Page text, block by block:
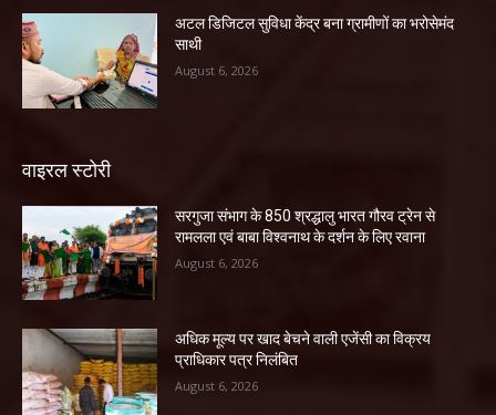
अटल डिजिटल सुविधा केंद्र बना ग्रामीणों का भरोसेमंद
साथी
August 6, 2026
वाइरल स्टोरी
सरगुजा संभाग के 850 श्रद्धालु भारत गौरव ट्रेन से
रामलला एवं बाबा विश्वनाथ के दर्शन के लिए रवाना
August 6, 2026
अधिक मूल्य पर खाद बेचने वाली एजेंसी का विक्रय
प्राधिकार पत्र निलंबित
August 6, 2026